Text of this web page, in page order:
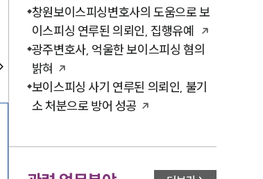
창원보이스피싱변호사의 도움으로 보
이스피싱 연루된 의뢰인, 집행유예
광주변호사, 억울한 보이스피싱 혐의
밝혀
보이스피싱 사기 연루된 의뢰인, 불기
소 처분으로 방어 성공